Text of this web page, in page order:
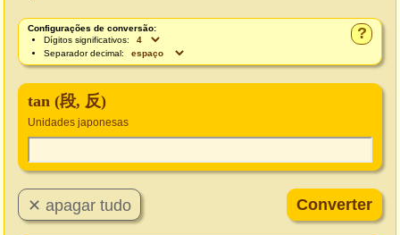
?
Configurações de conversão:
Dígitos significativos:
Separador decimal:
tan (段, 反)
Unidades japonesas